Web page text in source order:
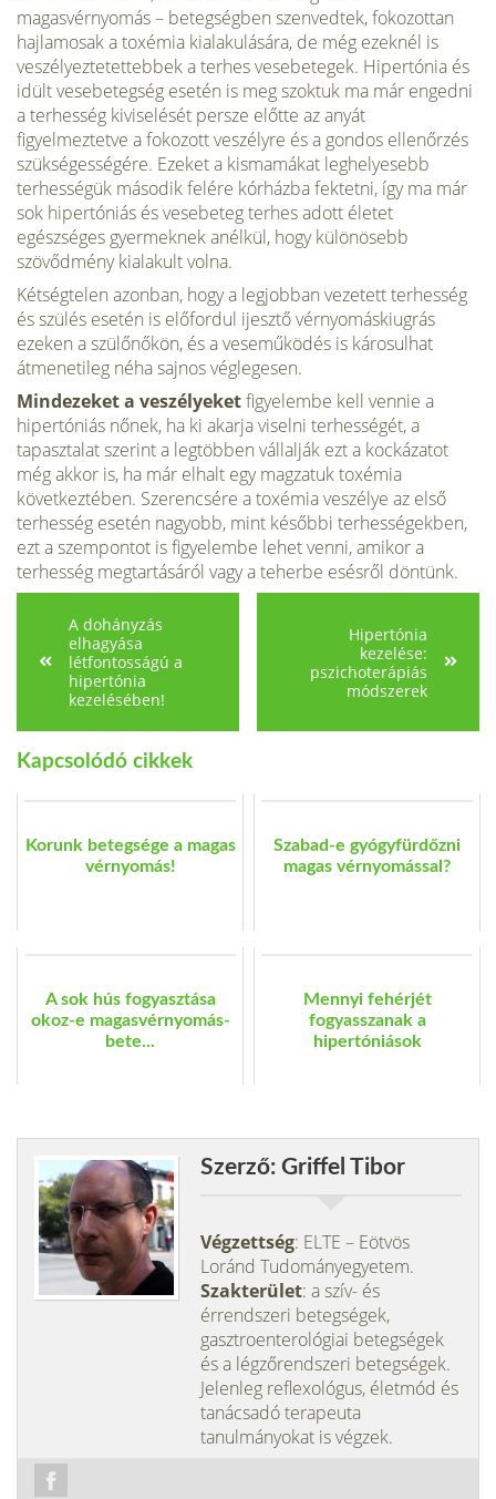
magasvérnyomás­ – betegségben szenvedtek, fokozottan
hajlamosak a toxémia kialakulá­sára, de még ezeknél is
veszélyeztetettebbek a terhes vesebetegek. Hipertónia és
idült vesebetegség esetén is meg szoktuk ma már en­gedni
a terhesség kiviselését persze előtte az anyát
figyelmeztetve a fokozott veszélyre és a gondos ellenőrzés
szükségességére. Ezeket a kismamákat leghelyesebb
terhességük második felére kórházba fektetni, így ma már
sok hipertóniás és vesebeteg terhes adott életet
egészséges gyermeknek anélkül, hogy különösebb
szövődmény ki­alakult volna.
Kétségtelen azonban, hogy a legjobban vezetett ter­hesség
és szülés esetén is előfordul ijesztő vérnyomáskiugrás
ezeken a szülőnőkön, és a veseműködés is károsulhat
átmenetileg néha sajnos véglegesen.
Mindezeket a veszélyeketfigyelembe kell vennie a
hipertóniás nőnek, ha ki akarja viselni terhességét, a
tapasztalat szerint a legtöbben vállalják ezt a kockázatot
még akkor is, ha már elhalt egy magzatuk toxémia
következtében. Szerencsére a toxémia veszélye az első
terhesség esetén nagyobb, mint későbbi terhességekben,
ezt a szempontot is figyelembe lehet venni, amikor a
terhes­ség megtartásáról vagy a teherbe esésről döntünk.
A dohányzás
elhagyása
létfontosságú a
hipertónia
kezelésében!
Hipertónia
kezelése:
pszichoterápiás
módszerek
Kapcsolódó cikkek
Korunk betegsége a magas
vérnyomás!
Szabad-e gyógyfürdőzni
magas vérnyomással?
A sok hús fogyasztása
okoz-e magasvérnyomás-
bete...
Mennyi fehérjét
fogyasszanak a
hipertóniások
Szerző: Griffel Tibor
Végzettség: ELTE – Eötvös
Loránd Tudományegyetem.
Szakterület: a szív- és
érrendszeri betegségek,
gasztroenterológiai betegségek
és a légzőrendszeri betegségek.
Jelenleg reflexológus, életmód és
tanácsadó terapeuta
tanulmányokat is végzek.